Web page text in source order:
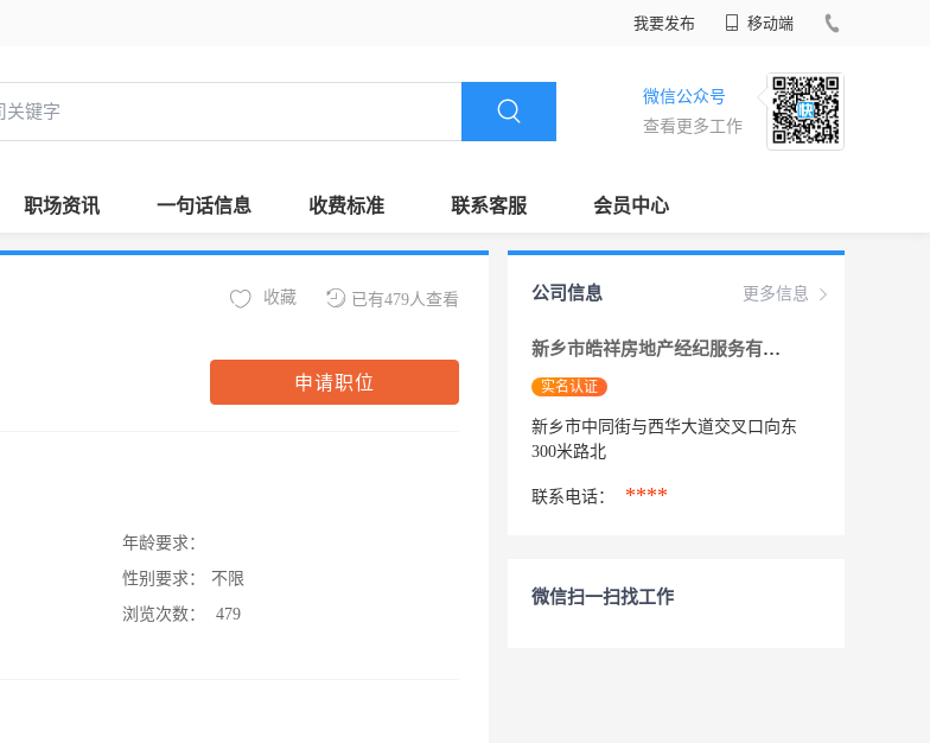
我要发布 移动端
微信公众号
查看更多工作
职场资讯 一句话信息 收费标准 联系客服 会员中心
已有479人查看
收藏
申请职位
年龄要求：
性别要求：
不限
浏览次数：
479
更多信息
公司信息
新乡市皓祥房地产经纪服务有限公司
实名认证
新乡市中同街与西华大道交叉口向东
300米路北
联系电话： ****
微信扫一扫找工作